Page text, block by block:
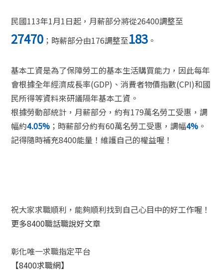
民國113年1月1日起，月薪部分將從26400調整至
27470 ；時薪部分由176調整至183 。
基本工資是為了保障勞工的基本生活購買能力，因此每年
會根據全年經濟成長率(GDP)、消費者物價指數(CPI)和國
民所得等資料來研議隔年基本工資。
根據勞動部統計，月薪部分，約有179萬名勞工受惠，調
幅約4.05% ；時薪部分約有60萬名勞工受惠，調幅4% 。
記得隨時補充8400能量！維護自己的權益喔！
祝大家求職順利，能夠順利找到自己心目中的好工作喔！
更多8400職話職說好文章
彰化唯一求職指定平台
【8400求職網】